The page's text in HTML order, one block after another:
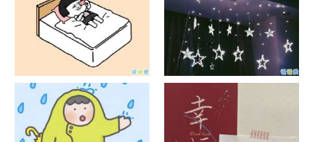
谐音梗土味情话大全带图片 油
腻搞笑的土味情话
很酷的霸气句子带图片 最新霸
气说说高冷范